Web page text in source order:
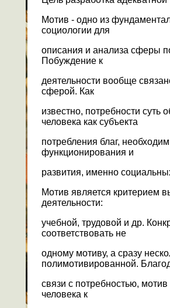
Мотив - одно из
социологии для
описания и анализа сферы
Побуждение к
деятельности вообще
сферой. Как
известно, потребности суть
человека как субъекта
потребления благ,
функционирования и
развития, именно
Мотив является критерием
деятельности:
учебной, трудовой и др.
соответствовать не
одному мотиву, а сразу
полимотивированной.
связи с потребностью,
человека к